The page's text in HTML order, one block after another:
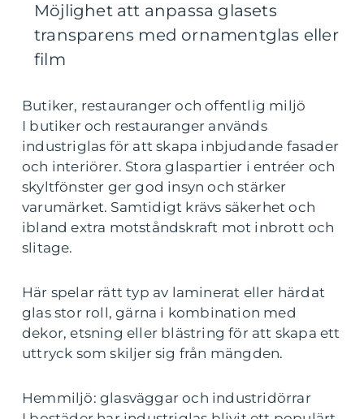
Möjlighet att anpassa glasets
transparens med ornamentglas eller
film
Butiker, restauranger och offentlig miljö
I butiker och restauranger används
industriglas för att skapa inbjudande fasader
och interiörer. Stora glaspartier i entréer och
skyltfönster ger god insyn och stärker
varumärket. Samtidigt krävs säkerhet och
ibland extra motståndskraft mot inbrott och
slitage.
Här spelar rätt typ av laminerat eller härdat
glas stor roll, gärna i kombination med
dekor, etsning eller blästring för att skapa ett
uttryck som skiljer sig från mängden.
Hemmiljö: glasväggar och industridörrar